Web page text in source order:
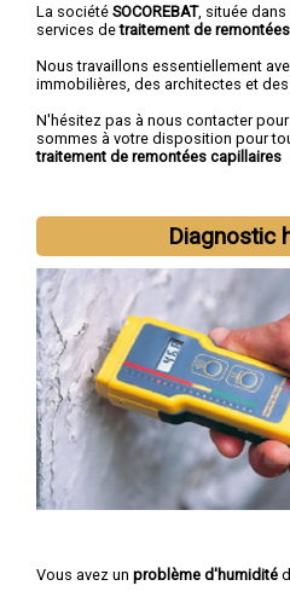
La société SOCOREBAT, située
services detraitement de
Nous travaillons essentiellement
immobilières, des architectes et des
N'hésitez pas à nous contacter
sommes à votre disposition pour
traitement de remontées capillaires
Diagnostic
Vous avez un problème d'humidité